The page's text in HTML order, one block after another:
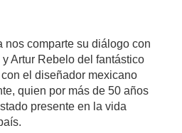
nos comparte su diálogo con
Artur Rebelo del fantástico
el diseñador mexicano
quien por más de 50 años
presente en la vida